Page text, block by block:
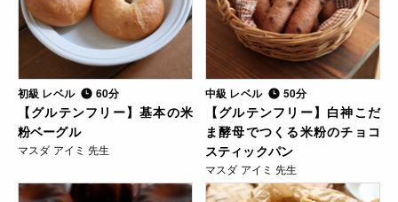
初級 レベル 60分
【グルテンフリー】基本の米
粉ベーグル
マスダ アイミ 先生
中級 レベル 50分
【グルテンフリー】白神こだ
ま酵母でつくる米粉のチョコ
スティックパン
マスダ アイミ 先生